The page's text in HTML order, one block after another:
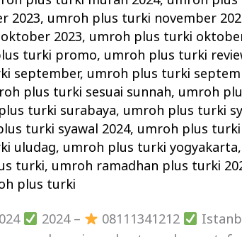
2023, umroh plus turki november
2023, umroh plus turki
turki promo, umroh plus turki
september, umroh plus turki
plus turki sesuai sunnah, umroh
turki surabaya, umroh plus turki
turki syawal 2024, umroh plus
uludag, umroh plus turki yogyakarta,
turki, umroh ramadhan plus turki
plus turki
2024 – 08111341212